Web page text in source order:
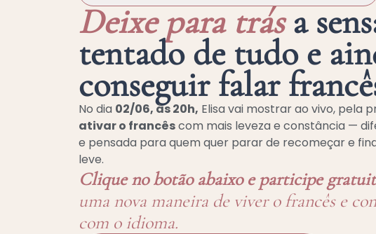
Deixe para trása
tentado de tudo e
conseguir falar
No dia 02/06, às 20h, Elisa vai mostrar ao vivo, pela
ativar o francêscom mais leveza e constância —
e pensada para quem quer parar de recomeçar e
leve.
Clique no botão abaixo e participe
uma nova maneira de viver o francês e
com o idioma.